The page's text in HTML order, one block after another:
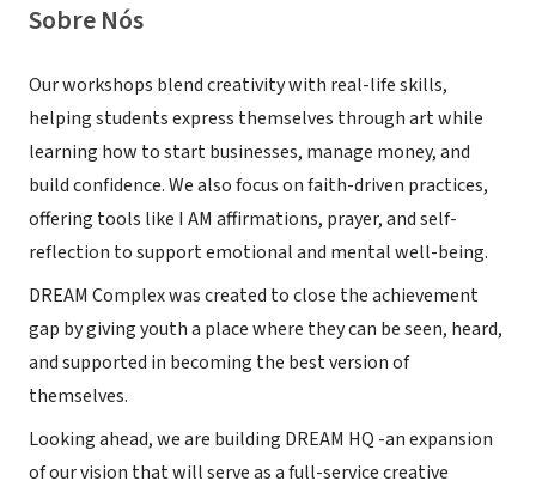
Sobre Nós
Our workshops blend creativity with real-life skills,
helping students express themselves through art while
learning how to start businesses, manage money, and
build confidence. We also focus on faith-driven practices,
offering tools like I AM affirmations, prayer, and self-
reflection to support emotional and mental well-being.
DREAM Complex was created to close the achievement
gap by giving youth a place where they can be seen, heard,
and supported in becoming the best version of
themselves.
Looking ahead, we are building DREAM HQ -an expansion
of our vision that will serve as a full-service creative